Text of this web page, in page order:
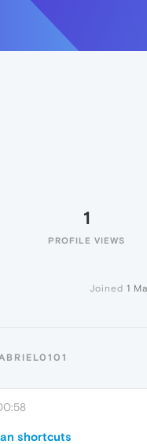
1
PROFILE VIEWS
Joined 1
shortcuts